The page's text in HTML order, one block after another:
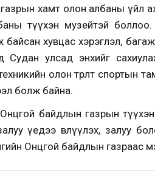
хамт олон албаны үйл
түүхэн музейтэй
хувцас хэрэглэл, багаж,
Судан улсад энхийг
олон төрөлт
болж байна.
байдлын газрын
үедээ өвлүүлэх, залуу
Онцгой байдлын газраас